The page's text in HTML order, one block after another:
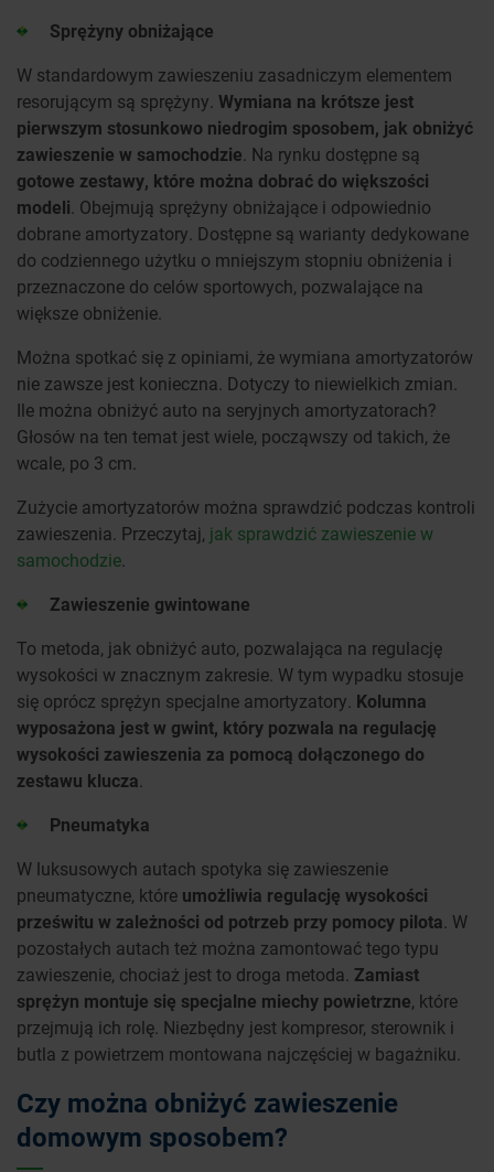
Sprężyny obniżające
W standardowym zawieszeniu zasadniczym elementem
resorującym są sprężyny. Wymiana na krótsze jest
pierwszym stosunkowo niedrogim sposobem, jak obniżyć
zawieszenie w samochodzie. Na rynku dostępne są
gotowe zestawy, które można dobrać do większości
modeli. Obejmują sprężyny obniżające i odpowiednio
dobrane amortyzatory. Dostępne są warianty dedykowane
do codziennego użytku o mniejszym stopniu obniżenia i
przeznaczone do celów sportowych, pozwalające na
większe obniżenie.
Można spotkać się z opiniami, że wymiana amortyzatorów
nie zawsze jest konieczna. Dotyczy to niewielkich zmian.
Ile można obniżyć auto na seryjnych amortyzatorach?
Głosów na ten temat jest wiele, począwszy od takich, że
wcale, po 3 cm.
Zużycie amortyzatorów można sprawdzić podczas kontroli
zawieszenia. Przeczytaj, jak sprawdzić zawieszenie w
samochodzie.
Zawieszenie gwintowane
To metoda, jak obniżyć auto, pozwalająca na regulację
wysokości w znacznym zakresie. W tym wypadku stosuje
się oprócz sprężyn specjalne amortyzatory. Kolumna
wyposażona jest w gwint, który pozwala na regulację
wysokości zawieszenia za pomocą dołączonego do
zestawu klucza.
Pneumatyka
W luksusowych autach spotyka się zawieszenie
pneumatyczne, które umożliwia regulację wysokości
prześwitu w zależności od potrzeb przy pomocy pilota. W
pozostałych autach też można zamontować tego typu
zawieszenie, chociaż jest to droga metoda. Zamiast
sprężyn montuje się specjalne miechy powietrzne, które
przejmują ich rolę. Niezbędny jest kompresor, sterownik i
butla z powietrzem montowana najczęściej w bagażniku.
Czy można obniżyć zawieszenie
domowym sposobem?